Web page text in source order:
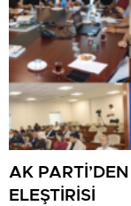
AK PARTİ’DEN
ELEŞTİRİSİ